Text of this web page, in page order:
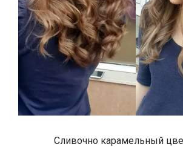
Сливочно карамельный